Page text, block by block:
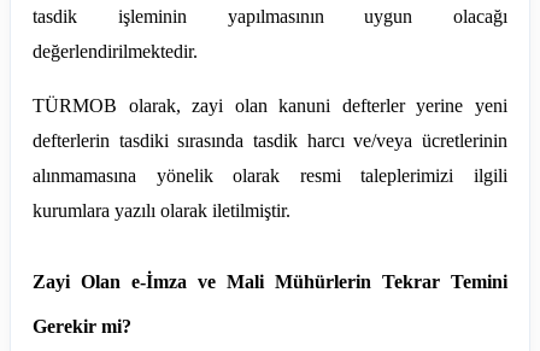
tasdik işleminin yapılmasının uygun olacağı
değerlendirilmektedir.
TÜRMOB olarak, zayi olan kanuni defterler yerine yeni
defterlerin tasdiki sırasında tasdik harcı ve/veya ücretlerinin
alınmamasına yönelik olarak resmi taleplerimizi ilgili
kurumlara yazılı olarak iletilmiştir.
Zayi Olan e-İmza ve Mali Mühürlerin Tekrar Temini
Gerekir mi?